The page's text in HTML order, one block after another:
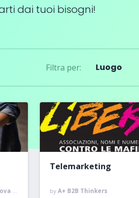
dai tuoi bisogni!
Filtra per: Luogo
Telemarketing
by A+ B2B Thinkers